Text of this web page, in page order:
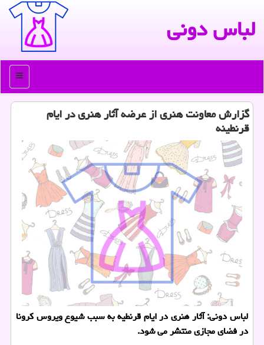
لباس دونی
منو
گزارش معاونت هنری از عرضه آثار هنری در ایام
قرنطینه
لباس دونی: آثار هنری در ایام قرنطیه به سبب شیوع ویروس كرونا
در فضای مجازی منتشر می شود.